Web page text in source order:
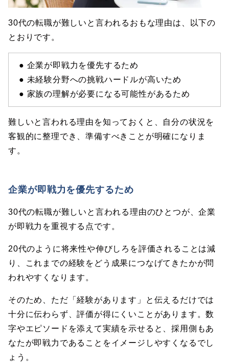
30代の転職が難しいと言われるおもな理由は、以下の
とおりです。
● 企業が即戦力を優先するため
● 未経験分野への挑戦ハードルが高いため
● 家族の理解が必要になる可能性があるため
難しいと言われる理由を知っておくと、自分の状況を
客観的に整理でき、準備すべきことが明確になりま
す。
企業が即戦力を優先するため
30代の転職が難しいと言われる理由のひとつが、企業
が即戦力を重視する点です。
20代のように将来性や伸びしろを評価されることは減
り、これまでの経験をどう成果につなげてきたかが問
われやすくなります。
そのため、ただ「経験があります」と伝えるだけでは
十分に伝わらず、評価が得にくいことがあります。数
字やエピソードを添えて実績を示せると、採用側もあ
なたが即戦力であることをイメージしやすくなるでし
ょう。